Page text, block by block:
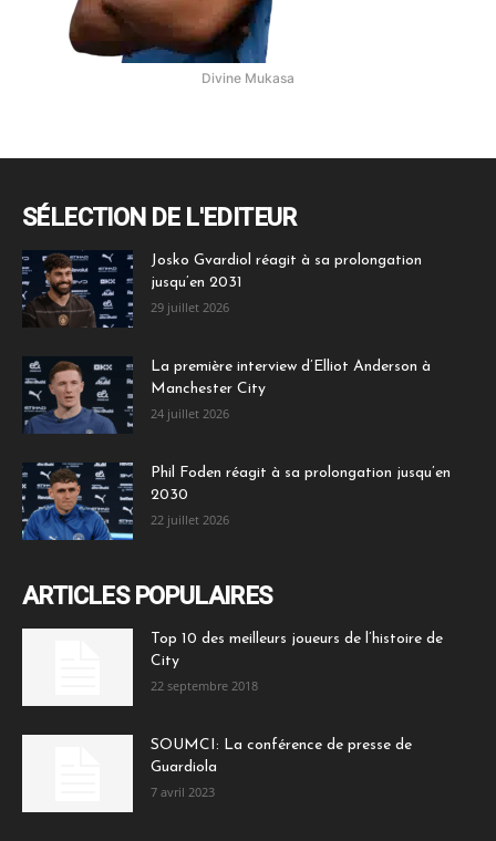
Divine Mukasa
SÉLECTION DE L'EDITEUR
Josko Gvardiol réagit à sa prolongation
jusqu’en 2031
29 juillet 2026
La première interview d’Elliot Anderson à
Manchester City
24 juillet 2026
Phil Foden réagit à sa prolongation jusqu’en
2030
22 juillet 2026
ARTICLES POPULAIRES
Top 10 des meilleurs joueurs de l’histoire de
City
22 septembre 2018
SOUMCI: La conférence de presse de
Guardiola
7 avril 2023